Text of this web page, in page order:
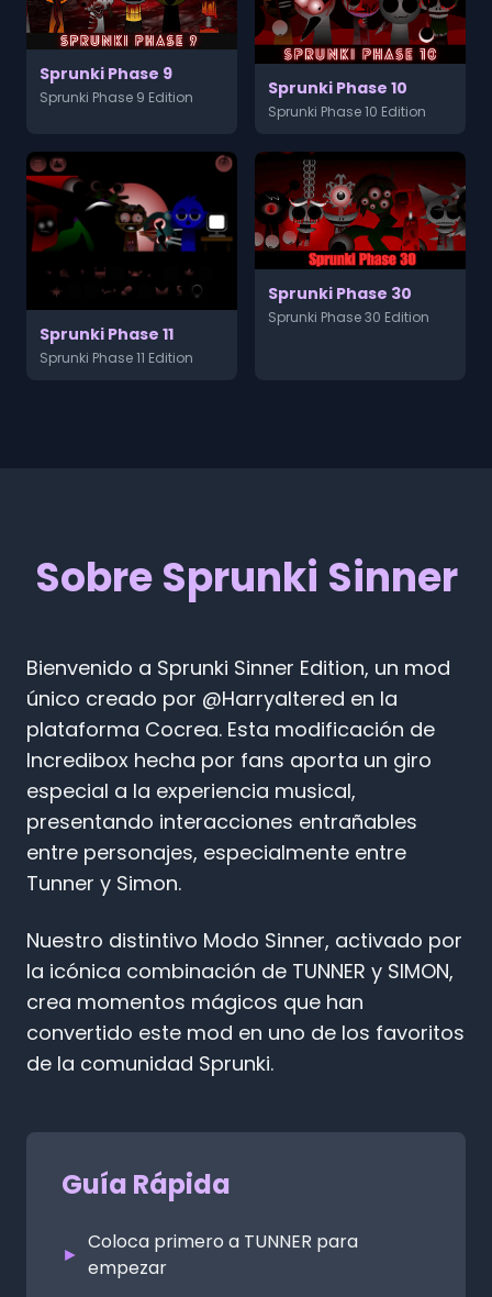
Sprunki Phase 9
Sprunki Phase 9 Edition Sprunki Phase 10
Sprunki Phase 10 Edition
Sprunki Phase 11
Sprunki Phase 11 Edition
Sprunki Phase 30
Sprunki Phase 30 Edition
Sobre Sprunki Sinner
Bienvenido a Sprunki Sinner Edition, un mod
único creado por @Harryaltered en la
plataforma Cocrea. Esta modificación de
Incredibox hecha por fans aporta un giro
especial a la experiencia musical,
presentando interacciones entrañables
entre personajes, especialmente entre
Tunner y Simon.
Nuestro distintivo Modo Sinner, activado por
la icónica combinación de TUNNER y SIMON,
crea momentos mágicos que han
convertido este mod en uno de los favoritos
de la comunidad Sprunki.
Guía Rápida
►
Coloca primero a TUNNER para
empezar